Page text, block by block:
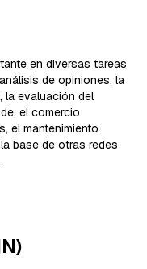
en diversas tareas
de opiniones, la
la evaluación del
el comercio
el mantenimiento
base de otras redes